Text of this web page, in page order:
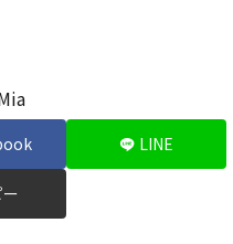
LINE